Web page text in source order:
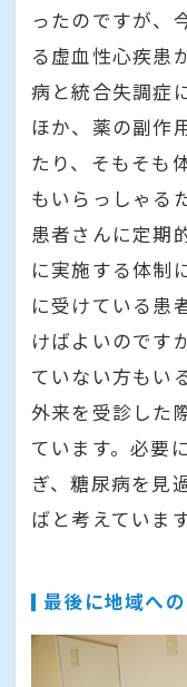
ったのですが、
る虚血性心疾患
病と統合失調症
ほか、薬の副作
たり、そもそも
もいらっしゃる
患者さんに定期
に実施する体制
に受けている患
けばよいのです
ていない方もい
外来を受診した
ています。必要
ぎ、糖尿病を見
ばと考えています
最後に地域へ